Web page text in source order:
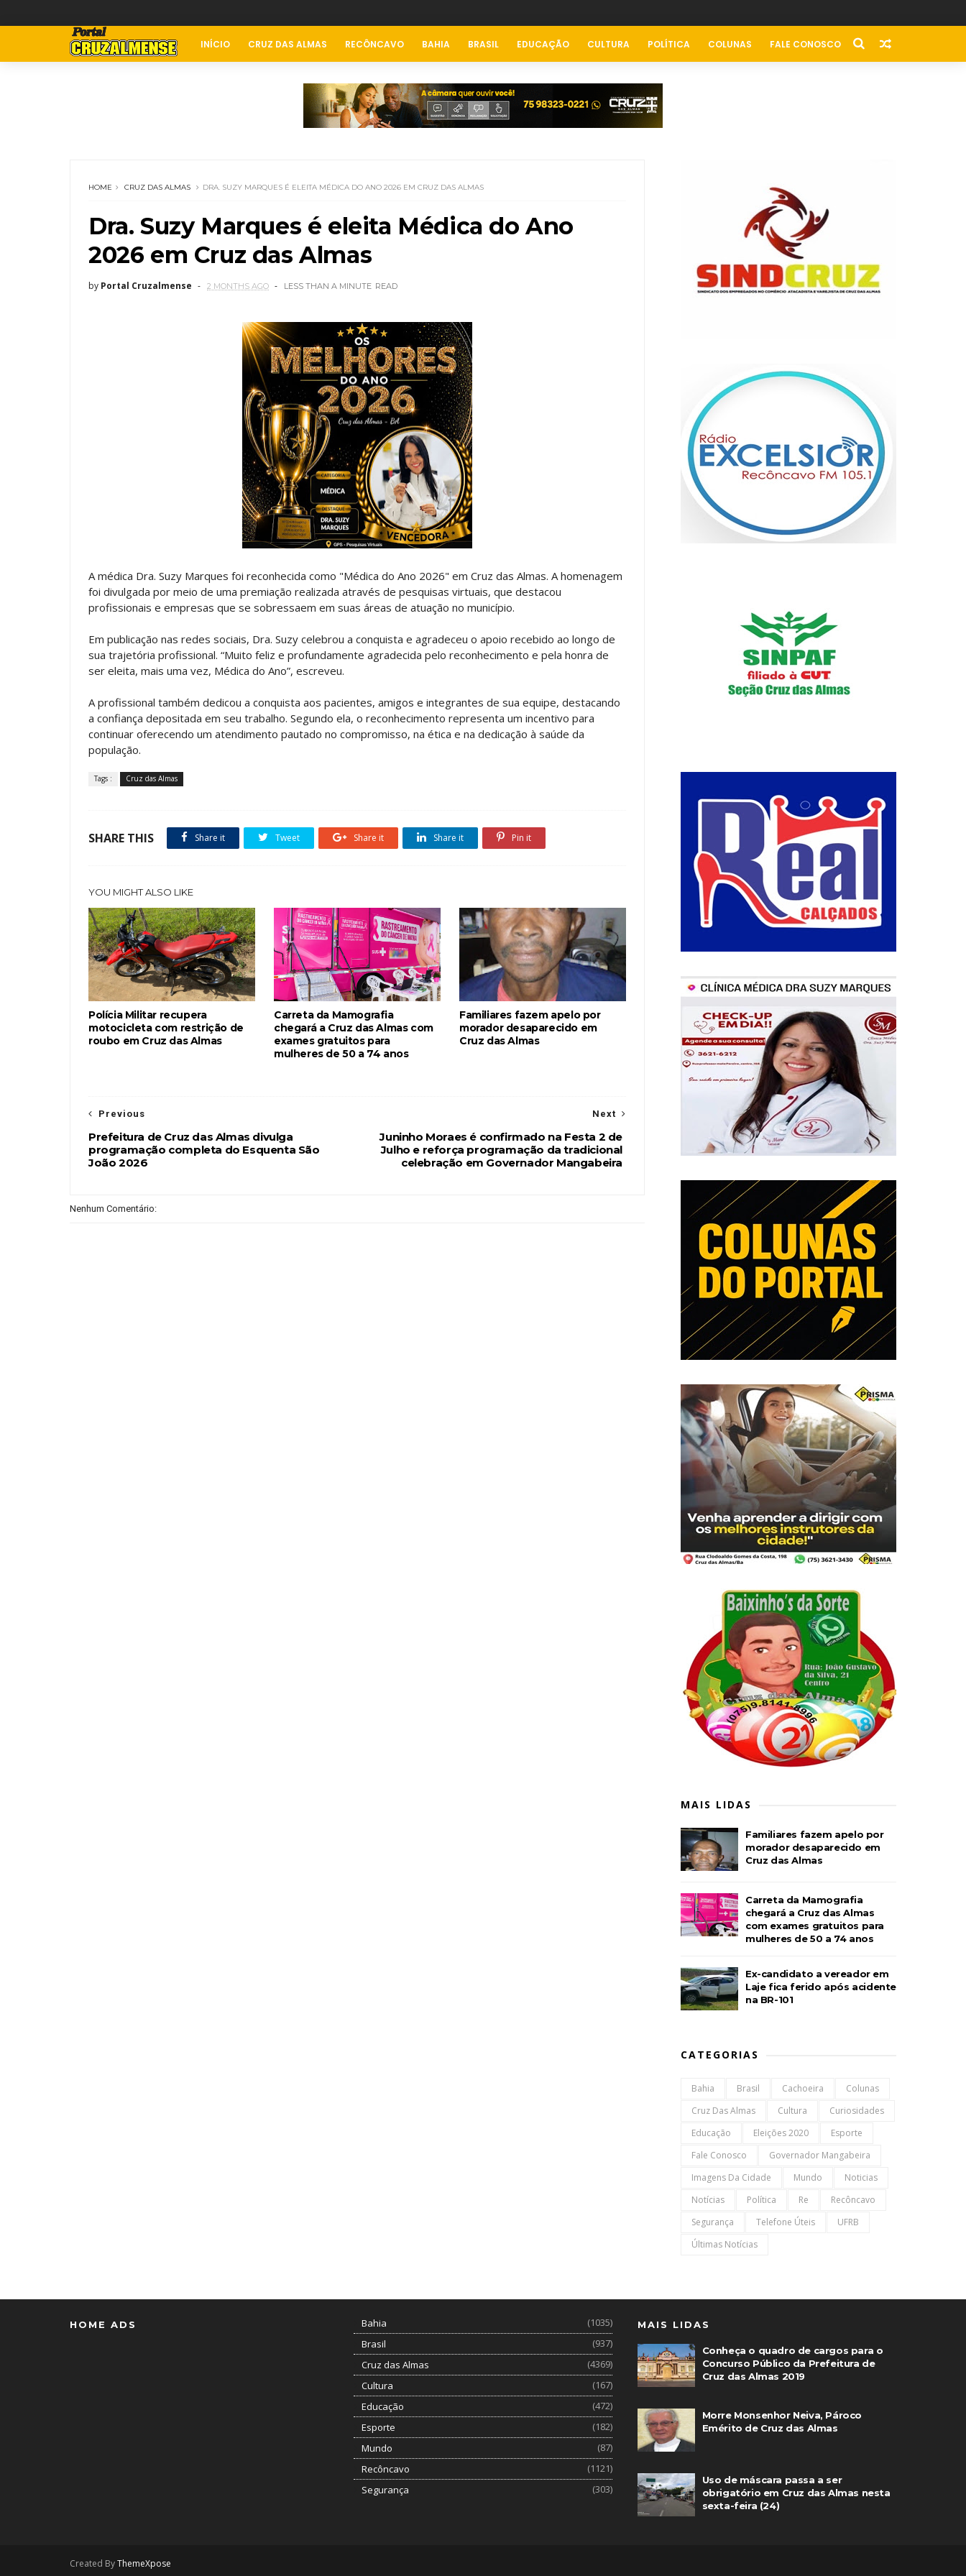
INÍCIO CRUZ DAS ALMAS RECÔNCAVO BAHIA BRASIL EDUCAÇÃO CULTURA POLÍTICA COLUNAS FALE CONOSCO
HOME CRUZ DAS ALMAS DRA. SUZY MARQUES É ELEITA MÉDICA DO ANO 2026 EM CRUZ DAS ALMAS
Dra. Suzy Marques é eleita Médica do Ano
2026 em Cruz das Almas
by Portal Cruzalmense 2 MONTHS AGO LESS THAN A MINUTE READ
A médica Dra. Suzy Marques foi reconhecida como "Médica do Ano 2026" em Cruz das Almas. A homenagem
foi divulgada por meio de uma premiação realizada através de pesquisas virtuais, que destacou
profissionais e empresas que se sobressaem em suas áreas de atuação no município.
Em publicação nas redes sociais, Dra. Suzy celebrou a conquista e agradeceu o apoio recebido ao longo de
sua trajetória profissional. “Muito feliz e profundamente agradecida pelo reconhecimento e pela honra de
ser eleita, mais uma vez, Médica do Ano”, escreveu.
A profissional também dedicou a conquista aos pacientes, amigos e integrantes de sua equipe, destacando
a confiança depositada em seu trabalho. Segundo ela, o reconhecimento representa um incentivo para
continuar oferecendo um atendimento pautado no compromisso, na ética e na dedicação à saúde da
população.
Tags : Cruz das Almas
SHARE THIS Share it Tweet Share it Share it Pin it
YOU MIGHT ALSO LIKE
Polícia Militar recupera
motocicleta com restrição de
roubo em Cruz das Almas
Carreta da Mamografia
chegará a Cruz das Almas com
exames gratuitos para
mulheres de 50 a 74 anos
Familiares fazem apelo por
morador desaparecido em
Cruz das Almas
Next
Juninho Moraes é confirmado na Festa 2 de
Julho e reforça programação da tradicional
celebração em Governador Mangabeira
Previous
Prefeitura de Cruz das Almas divulga
programação completa do Esquenta São
João 2026
Nenhum Comentário:
MAIS LIDAS
Familiares fazem apelo por
morador desaparecido em
Cruz das Almas
Carreta da Mamografia
chegará a Cruz das Almas
com exames gratuitos para
mulheres de 50 a 74 anos
Ex-candidato a vereador em
Laje fica ferido após acidente
na BR-101
CATEGORIAS
Bahia Brasil Cachoeira
Colunas
Cruz Das Almas
Cultura
Curiosidades
Educação
Eleições 2020
Esporte
Fale Conosco
Governador Mangabeira
Imagens Da Cidade
Mundo
Noticias
Notícias
Política Re
Recôncavo
Segurança
Telefone Úteis
UFRB
Últimas Notícias
HOME ADS Bahia
(1035)
Brasil
(937)
Cruz das Almas
(4369)
Cultura
(167)
Educação
(472)
Esporte
(182)
Mundo
(87)
Recôncavo
(1121)
Segurança
(303)
MAIS LIDAS
Conheça o quadro de cargos para o
Concurso Público da Prefeitura de
Cruz das Almas 2019
Morre Monsenhor Neiva, Pároco
Emérito de Cruz das Almas
Uso de máscara passa a ser
obrigatório em Cruz das Almas nesta
sexta-feira (24)
Created ByThemeXpose